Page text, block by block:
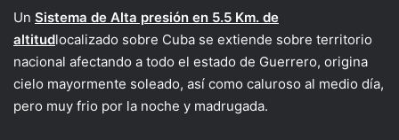
Un Sistema de Alta presión en 5.5 Km. de
altitudlocalizado sobre Cuba se extiende sobre territorio
nacional afectando a todo el estado de Guerrero, origina
cielo mayormente soleado, así como caluroso al medio día,
pero muy frio por la noche y madrugada.